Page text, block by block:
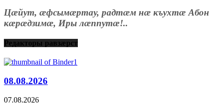
Цæйут, æфсымæртау, радтæм нæ къухтæ Абон
кæрæдзимæ, Иры лæппутæ!..
Редакторы равзæрст
08.08.2026
07.08.2026